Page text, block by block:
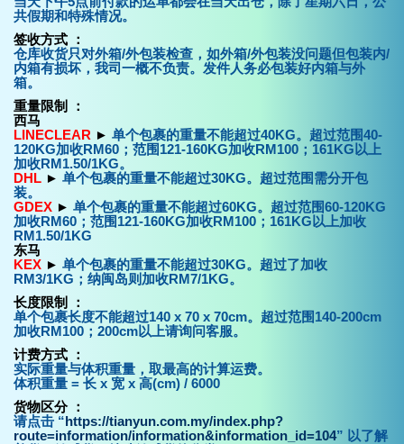
共假期和特殊情况。
签收方式 ：
仓库收货只对外箱/外包装检查，如外箱/外包装没问题但包装内/
内箱有损坏，我司一概不负责。发件人务必包装好内箱与外
箱。
重量限制 ：
西马
LINECLEAR ► 单个包裹的重量不能超过40KG。超过范围40-
120KG加收RM60；范围121-160KG加收RM100；161KG以上
加收RM1.50/1KG。
DHL ► 单个包裹的重量不能超过30KG。超过范围需分开包
装。
GDEX ► 单个包裹的重量不能超过60KG。超过范围60-120KG
加收RM60；范围121-160KG加收RM100；161KG以上加收
RM1.50/1KG
东马
KEX ► 单个包裹的重量不能超过30KG。超过了加收
RM3/1KG；纳闽岛则加收RM7/1KG。
长度限制 ：
单个包裹长度不能超过140 x 70 x 70cm。超过范围140-200cm
加收RM100；200cm以上请询问客服。
计费方式 ：
实际重量与体积重量，取最高的计算运费。
体积重量 = 长 x 宽 x 高(cm) / 6000
货物区分 ：
请点击 “https://tianyun.com.my/index.php?
route=information/information&information_id=104” 以了解